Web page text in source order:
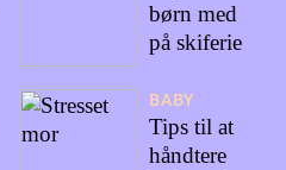
børn med
på skiferie
BABY
Tips til at
håndtere